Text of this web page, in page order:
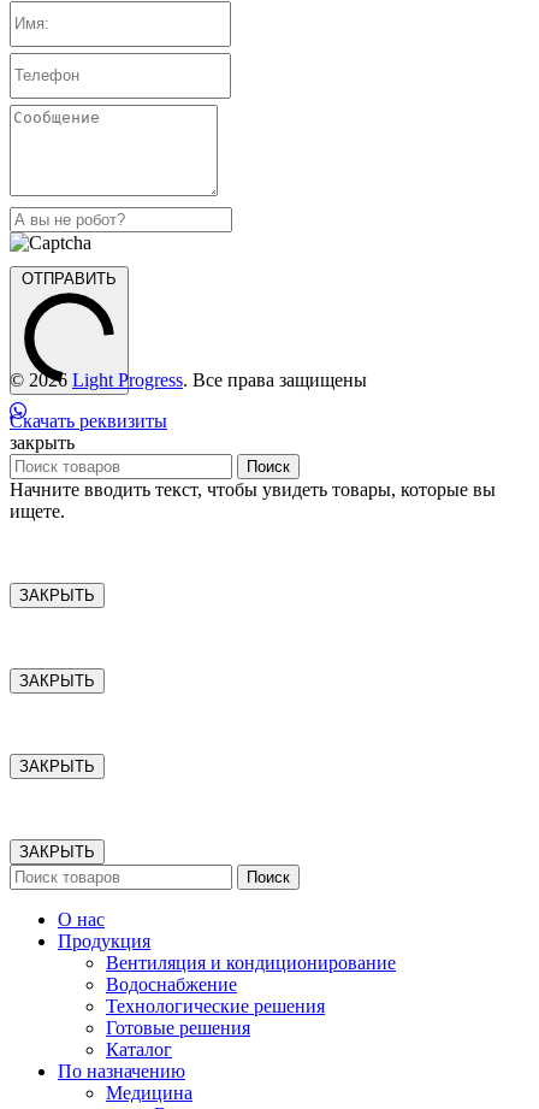
ОТПРАВИТЬ
© 2026 Light Progress. Все права защищены
Скачать реквизиты
закрыть
Поиск
Начните вводить текст, чтобы увидеть товары, которые вы
ищете.
ЗАКРЫТЬ
ЗАКРЫТЬ
ЗАКРЫТЬ
ЗАКРЫТЬ
Поиск
О нас
Продукция
Вентиляция и кондиционирование
Водоснабжение
Технологические решения
Готовые решения
Каталог
По назначению
Медицина